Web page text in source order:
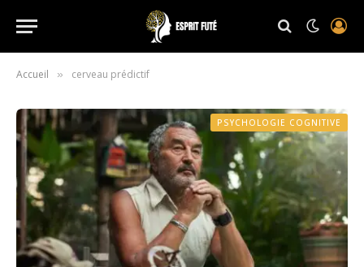
Accueil » cerveau prédictif
PSYCHOLOGIE COGNITIVE